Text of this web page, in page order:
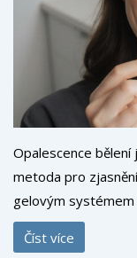
Opalescence bělení
metoda pro
gelovým
Ideální pro káváře,
úsměv.
Číst více